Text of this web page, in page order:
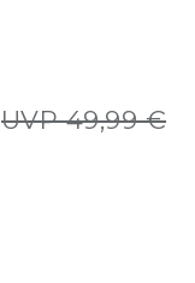
UVP 49,99 €